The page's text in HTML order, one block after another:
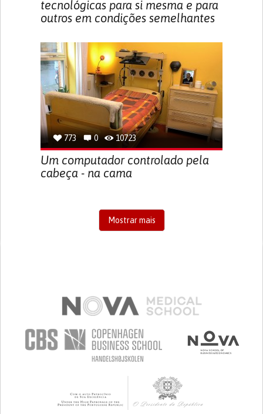
tecnológicas para si mesma e para
outros em condições semelhantes
773 0 10723
Um computador controlado pela
cabeça - na cama
Mostrar mais